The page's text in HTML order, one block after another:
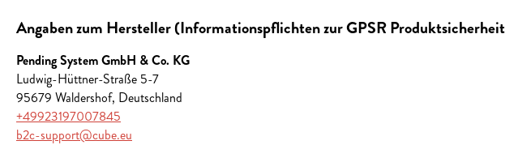
Angaben zum Hersteller (Informationspflichten zur GPSR
Pending System GmbH & Co. KG
Ludwig-Hüttner-Straße 5-7
95679 Waldershof, Deutschland
+49923197007845
b2c-support@cube.eu